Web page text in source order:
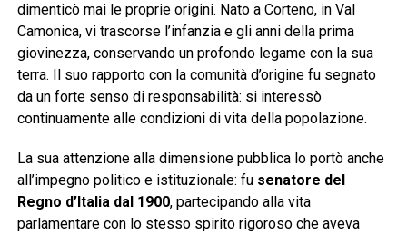
dimenticò mai le proprie origini. Nato a Corteno, in Val
Camonica, vi trascorse l’infanzia e gli anni della prima
giovinezza, conservando un profondo legame con la sua
terra. Il suo rapporto con la comunità d’origine fu segnato
da un forte senso di responsabilità: si interessò
continuamente alle condizioni di vita della popolazione.
La sua attenzione alla dimensione pubblica lo portò anche
all’impegno politico e istituzionale: fu senatore del
Regno d’Italia dal 1900, partecipando alla vita
parlamentare con lo stesso spirito rigoroso che aveva